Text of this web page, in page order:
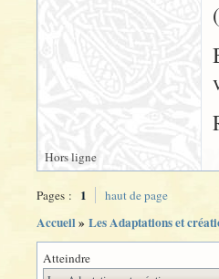
Hors ligne
Pages : 1 haut de page
Accueil» Les Adaptations et
Atteindre